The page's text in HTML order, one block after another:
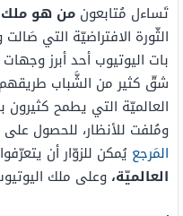
تَساءل مُتابعون من هو ملك
الثّورة الافتراضيّة التي
بات اليوتيوب أحد أبرز
شقّ كثير من الشَّباب
العالميّة التي يطمح
ومُلفت للأنظار، للحصول
المَرجع يُمكن للزوّار أن
العالميّة، وعلى ملك